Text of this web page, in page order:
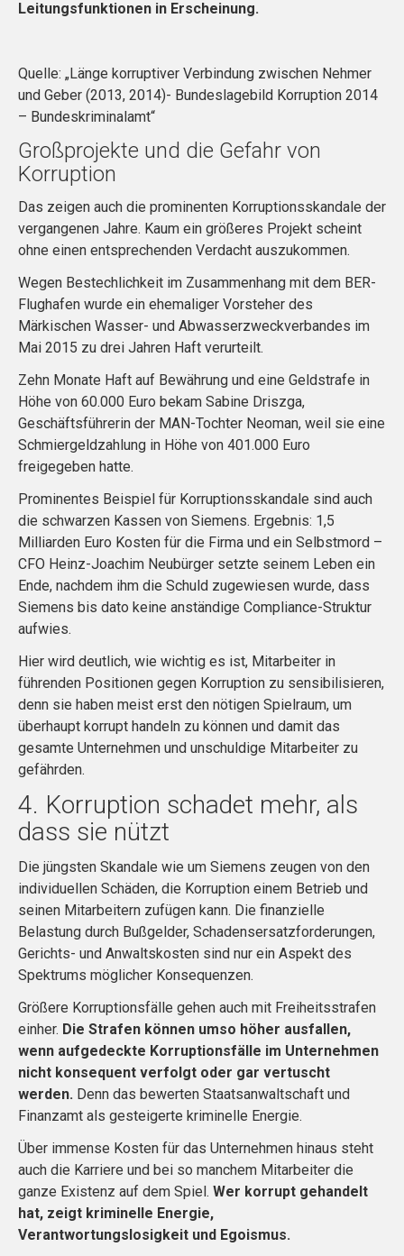
Leitungsfunktionen in Erscheinung.
Quelle: „Länge korruptiver Verbindung zwischen Nehmer
und Geber (2013, 2014)- Bundeslagebild Korruption 2014
– Bundeskriminalamt“
Großprojekte und die Gefahr von
Korruption
Das zeigen auch die prominenten Korruptionsskandale der
vergangenen Jahre. Kaum ein größeres Projekt scheint
ohne einen entsprechenden Verdacht auszukommen.
Wegen Bestechlichkeit im Zusammenhang mit dem BER-
Flughafen wurde ein ehemaliger Vorsteher des
Märkischen Wasser- und Abwasserzweckverbandes im
Mai 2015 zu drei Jahren Haft verurteilt.
Zehn Monate Haft auf Bewährung und eine Geldstrafe in
Höhe von 60.000 Euro bekam Sabine Driszga,
Geschäftsführerin der MAN-Tochter Neoman, weil sie eine
Schmiergeldzahlung in Höhe von 401.000 Euro
freigegeben hatte.
Prominentes Beispiel für Korruptionsskandale sind auch
die schwarzen Kassen von Siemens. Ergebnis: 1,5
Milliarden Euro Kosten für die Firma und ein Selbstmord –
CFO Heinz-Joachim Neubürger setzte seinem Leben ein
Ende, nachdem ihm die Schuld zugewiesen wurde, dass
Siemens bis dato keine anständige Compliance-Struktur
aufwies.
Hier wird deutlich, wie wichtig es ist, Mitarbeiter in
führenden Positionen gegen Korruption zu sensibilisieren,
denn sie haben meist erst den nötigen Spielraum, um
überhaupt korrupt handeln zu können und damit das
gesamte Unternehmen und unschuldige Mitarbeiter zu
gefährden.
4. Korruption schadet mehr, als
dass sie nützt
Die jüngsten Skandale wie um Siemens zeugen von den
individuellen Schäden, die Korruption einem Betrieb und
seinen Mitarbeitern zufügen kann. Die finanzielle
Belastung durch Bußgelder, Schadensersatzforderungen,
Gerichts- und Anwaltskosten sind nur ein Aspekt des
Spektrums möglicher Konsequenzen.
Größere Korruptionsfälle gehen auch mit Freiheitsstrafen
einher. Die Strafen können umso höher ausfallen,
wenn aufgedeckte Korruptionsfälle im Unternehmen
nicht konsequent verfolgt oder gar vertuscht
werden. Denn das bewerten Staatsanwaltschaft und
Finanzamt als gesteigerte kriminelle Energie.
Über immense Kosten für das Unternehmen hinaus steht
auch die Karriere und bei so manchem Mitarbeiter die
ganze Existenz auf dem Spiel. Wer korrupt gehandelt
hat, zeigt kriminelle Energie,
Verantwortungslosigkeit und Egoismus.